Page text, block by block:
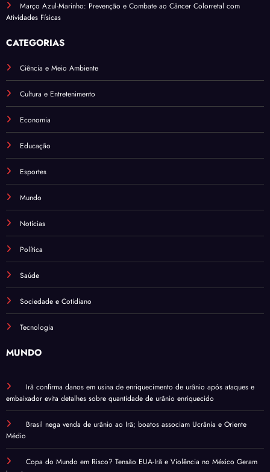
Março Azul-Marinho: Prevenção e Combate ao Câncer Colorretal com
Atividades Físicas
CATEGORIAS
Ciência e Meio Ambiente
Cultura e Entretenimento
Economia
Educação
Esportes
Mundo
Notícias
Política
Saúde
Sociedade e Cotidiano
Tecnologia
MUNDO
Irã confirma danos em usina de enriquecimento de urânio após ataques e
embaixador evita detalhes sobre quantidade de urânio enriquecido
Brasil nega venda de urânio ao Irã; boatos associam Ucrânia e Oriente
Médio
Copa do Mundo em Risco? Tensão EUA-Irã e Violência no México Geram